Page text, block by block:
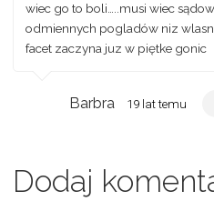
wiec go to boli…..musi wiec
odmiennych pogladów niz
facet zaczyna juz w piętke gonic
Barbra 19 lat temu
Dodaj